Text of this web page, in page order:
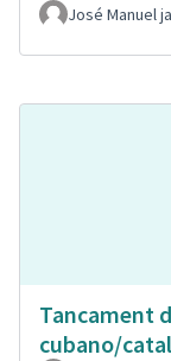
José Manuel
Tancament
cubano/